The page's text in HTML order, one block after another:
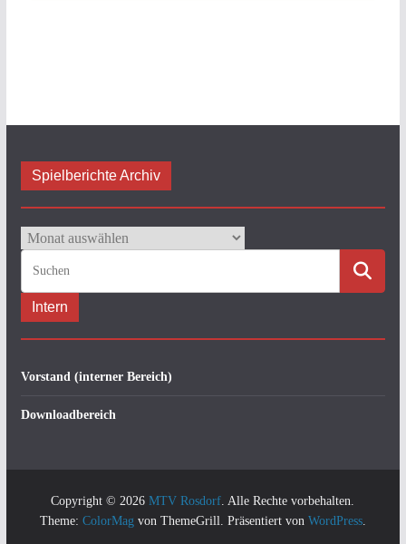
Spielberichte Archiv
Spielberichte
Archiv
Intern
Vorstand (interner Bereich)
Downloadbereich
Copyright © 2026MTV Rosdorf. Alle Rechte vorbehalten.
Theme: ColorMagvon ThemeGrill. Präsentiert von WordPress.